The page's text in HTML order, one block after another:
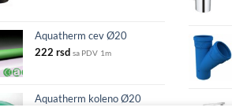
Aquatherm cev Ø20
222 rsd sa PDV 1m
Aquatherm koleno Ø20